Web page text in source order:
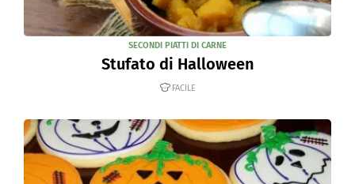
SECONDI PIATTI DI CARNE
Stufato di Halloween
FACILE